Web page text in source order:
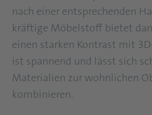
nach einer entsprechenden
kräftige Möbelstoff bietet
einen starken Kontrast mit
ist spannend und lässt sich
Materialien zur wohnlichen
kombinieren.